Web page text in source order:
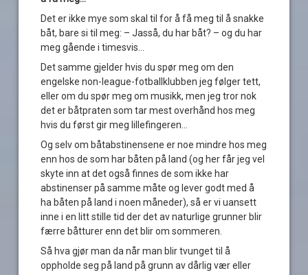
Det er ikke mye som skal til for å få meg til å snakke
båt, bare si til meg: – Jasså, du har båt? – og du har
meg gående i timesvis…
Det samme gjelder hvis du spør meg om den
engelske non-league-fotballklubben jeg følger tett,
eller om du spør meg om musikk, men jeg tror nok
det er båtpraten som tar mest overhånd hos meg
hvis du først gir meg lillefingeren…
Og selv om båtabstinensene er noe mindre hos meg
enn hos de som har båten på land (og her får jeg vel
skyte inn at det også finnes de som ikke har
abstinenser på samme måte og lever godt med å
ha båten på land i noen måneder), så er vi uansett
inne i en litt stille tid der det av naturlige grunner blir
færre båtturer enn det blir om sommeren.
Så hva gjør man da når man blir tvunget til å
oppholde seg på land på grunn av dårlig vær eller